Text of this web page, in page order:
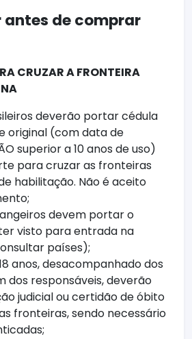
antes de comprar
CRUZAR A FRONTEIRA
deverão portar cédula
original (com data de
superior a 10 anos de uso)
para cruzar as fronteiras
habilitação. Não é aceito
devem portar o
visto para entrada na
países);
anos, desacompanhado dos
dos responsáveis, deverão
judicial ou certidão de óbito
fronteiras, sendo necessário